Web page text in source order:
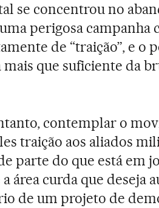
se concentrou no
perigosa campanha
de “traição”, e o
mais que suficiente da
contemplar o
traição aos aliados
parte do que está em
área curda que deseja
de um projeto de